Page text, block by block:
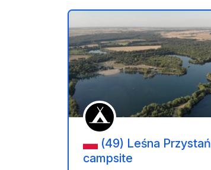
(49) Leśna Przystań
campsite